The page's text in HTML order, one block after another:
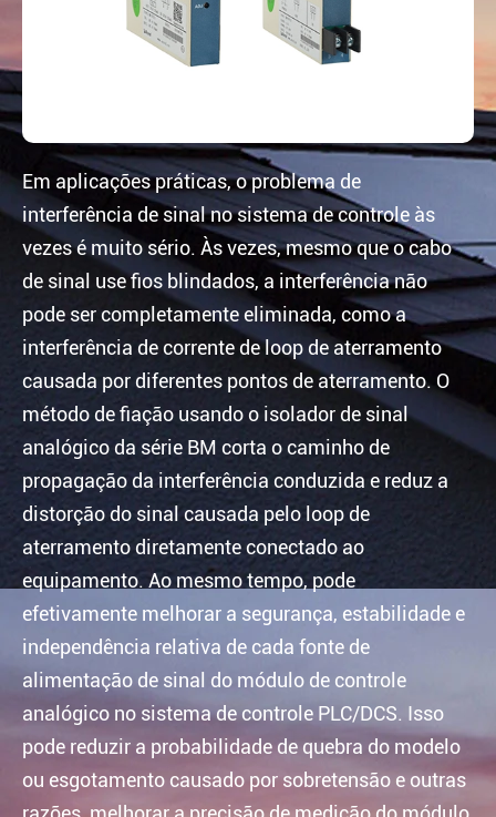
Em aplicações práticas, o problema de
interferência de sinal no sistema de controle às
vezes é muito sério. Às vezes, mesmo que o cabo
de sinal use fios blindados, a interferência não
pode ser completamente eliminada, como a
interferência de corrente de loop de aterramento
causada por diferentes pontos de aterramento. O
método de fiação usando o isolador de sinal
analógico da série BM corta o caminho de
propagação da interferência conduzida e reduz a
distorção do sinal causada pelo loop de
aterramento diretamente conectado ao
equipamento. Ao mesmo tempo, pode
efetivamente melhorar a segurança, estabilidade e
independência relativa de cada fonte de
alimentação de sinal do módulo de controle
analógico no sistema de controle PLC/DCS. Isso
pode reduzir a probabilidade de quebra do modelo
ou esgotamento causado por sobretensão e outras